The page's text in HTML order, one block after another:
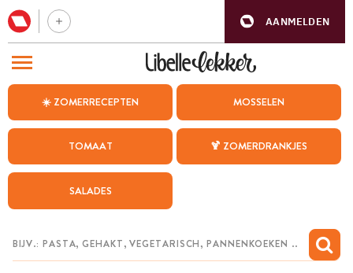
AANMELDEN
☀️ ZOMERRECEPTEN MOSSELEN
TOMAAT 🍹 ZOMERDRANKJES
SALADES
BEZOEK ONZE ANDERE WEBSITES
WEEKMENU
CHAT MET MAIA
MIJN BEWAARDE RECEPTEN